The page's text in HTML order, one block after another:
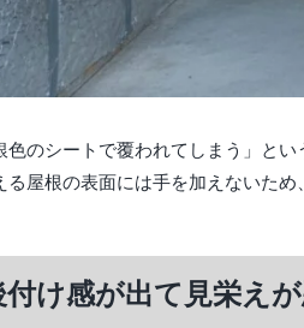
色のシートで覆われてしまう」と
る屋根の表面には手を加えないた
付け感が出て見栄え